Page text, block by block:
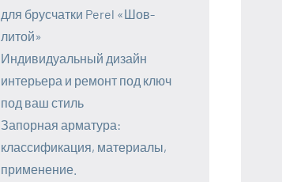
для брусчатки Perel «Шов-
литой»
Индивидуальный дизайн
интерьера и ремонт под ключ
под ваш стиль
Запорная арматура:
классификация, материалы,
применение.